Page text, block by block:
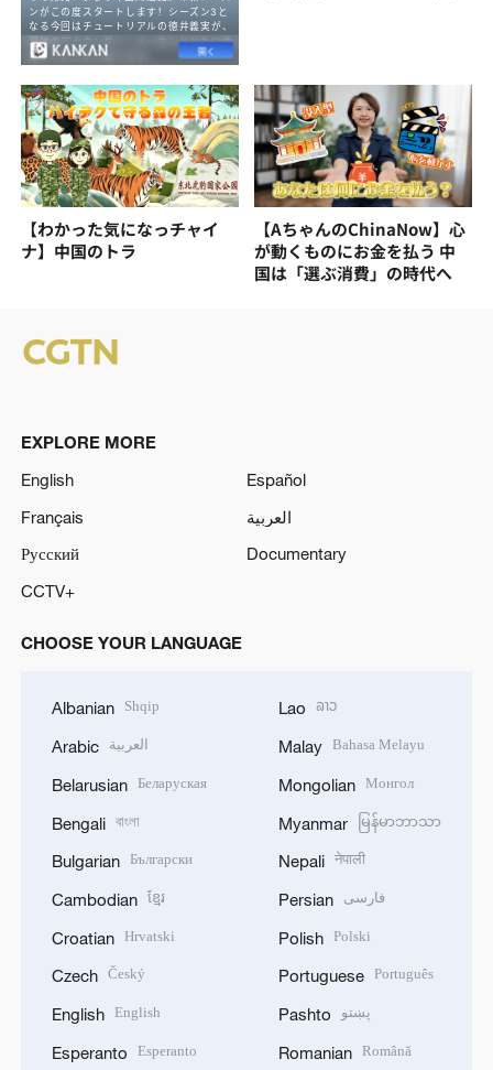
【わかった気になっチャイ
ナ】中国のトラ
【AちゃんのChinaNow】心
が動くものにお金を払う 中
国は「選ぶ消費」の時代へ
EXPLORE MORE
English
Español
Français
العربية
Русский
Documentary
CCTV+
CHOOSE YOUR LANGUAGE
Albanian Shqip
Arabic العربية
Belarusian Беларуская
Bengali বাংলা
Bulgarian Български
Cambodian ខ្មែរ
Croatian Hrvatski
Czech Český
English English
Esperanto Esperanto
Lao ລາວ
Malay Bahasa Melayu
Mongolian Монгол
Myanmar မြန်မာဘာသာ
Nepali नेपाली
Persian فارسی
Polish Polski
Portuguese Português
Pashto پښتو
Romanian Română